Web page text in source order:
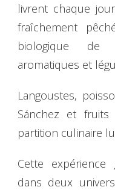
livrent chaque
fraîchement
biologique de
aromatiques et
Langoustes,
Sánchez et
partition culinaire
Cette expérience
dans deux